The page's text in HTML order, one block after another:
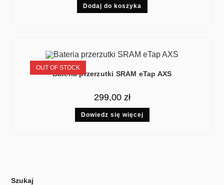
Dodaj do koszyka
OUT OF STOCK
Bateria przerzutki SRAM eTap AXS
299,00 zł
Dowiedz się więcej
Szukaj